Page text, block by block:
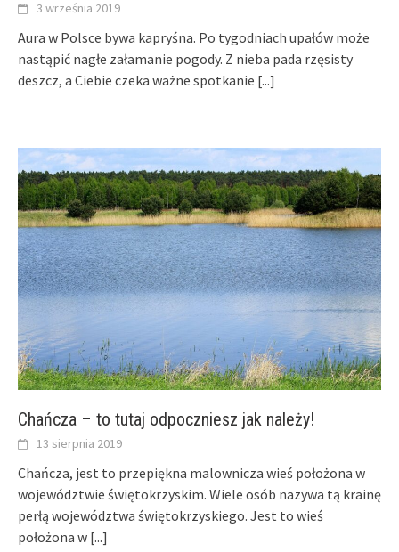
3 września 2019
Aura w Polsce bywa kapryśna. Po tygodniach upałów może
nastąpić nagłe załamanie pogody. Z nieba pada rzęsisty
deszcz, a Ciebie czeka ważne spotkanie [...]
Chańcza – to tutaj odpoczniesz jak należy!
13 sierpnia 2019
Chańcza, jest to przepiękna malownicza wieś położona w
województwie świętokrzyskim. Wiele osób nazywa tą krainę
perłą województwa świętokrzyskiego. Jest to wieś
położona w [...]